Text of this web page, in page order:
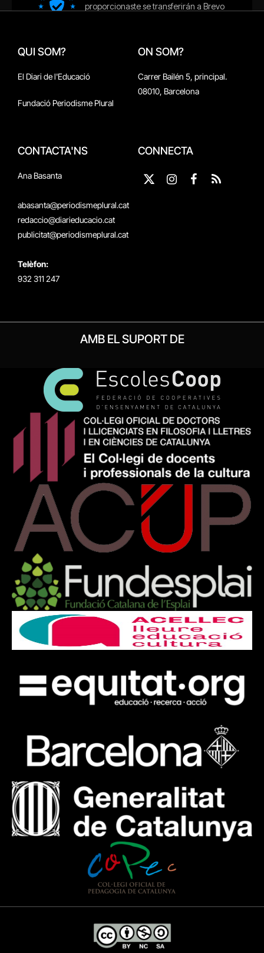
QUI SOM?
El Diari de l'Educació
Fundació Periodisme Plural
ON SOM?
Carrer Bailén 5, principal.
08010, Barcelona
CONTACTA'NS
Ana Basanta
abasanta@periodismeplural.cat
redaccio@diarieducacio.cat
publicitat@periodismeplural.cat
Telèfon:
932 311 247
CONNECTA
X
InstagramFacebook
RSS
AMB EL SUPORT DE